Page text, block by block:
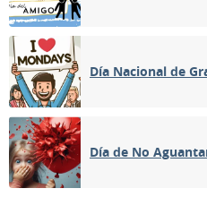
Día Nacional de
Día de No